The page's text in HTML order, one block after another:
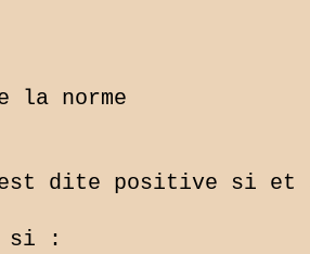
la norme
est dite positive si et
si :